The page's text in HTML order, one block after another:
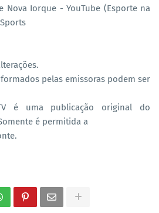
Nova Iorque - YouTube (Esporte na
pelas emissoras podem ser
é uma publicação original do
é permitida a